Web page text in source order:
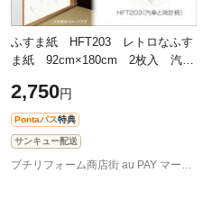
ふすま紙 HFT203 レトロなふす
ま紙 92cm×180cm 2枚入 汽車
2,750円
Pontaパス特典
サンキュー配送
プチリフォーム商店街 au PAY マーケット店